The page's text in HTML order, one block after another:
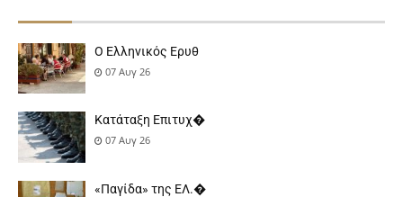
Ο Ελληνικός Ερυθ
07 Αυγ 26
Κατάταξη Επιτυχ�
07 Αυγ 26
«Παγίδα» της ΕΛ.�